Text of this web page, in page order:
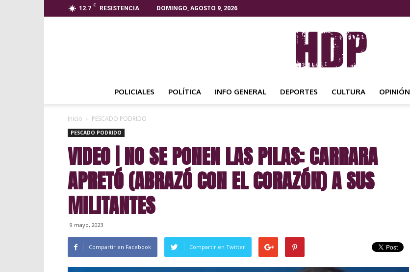
12.7 C
RESISTENCIA DOMINGO, AGOSTO 9, 2026
NOTICIAS
POLICIALES POLÍTICA INFO GENERAL DEPORTES CULTURA OPINIÓN
Inicio PESCADO PODRIDO
PESCADO PODRIDO
VIDEO | NO SE PONEN LAS PILAS: CARRARA
APRETÓ (ABRAZÓ CON EL CORAZÓN) A SUS
MILITANTES
9 mayo, 2023
Compartir en Facebook Compartir en Twitter